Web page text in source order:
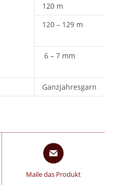
120 m
120 – 129 m
6 – 7 mm
Ganzjahresgarn
Maile das Produkt